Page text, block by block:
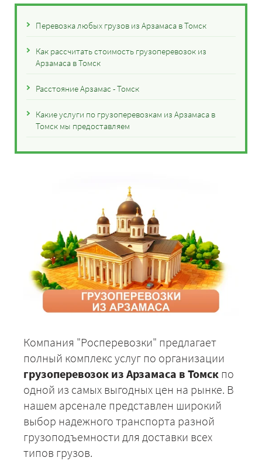
Перевозка любых грузов из Арзамаса в Томск
Как рассчитать стоимость грузоперевозок из
Арзамаса в Томск
Расстояние Арзамас - Томск
Какие услуги по грузоперевозкам из Арзамаса в
Томск мы предоставляем
Компания "Росперевозки" предлагает
полный комплекс услуг по организации
грузоперевозок из Арзамаса в Томск по
одной из самых выгодных цен на рынке. В
нашем арсенале представлен широкий
выбор надежного транспорта разной
грузоподъемности для доставки всех
типов грузов.